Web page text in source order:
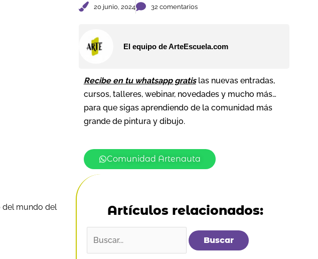
20 junio, 2024 32 comentarios
El equipo de ArteEscuela.com
Recibe en tu whatsapp gratislas nuevas entradas,
cursos, talleres, webinar, novedades y mucho más…
para que sigas aprendiendo de la comunidad más
grande de pintura y dibujo.
Comunidad Artenauta
del mundo del
Artículos relacionados: